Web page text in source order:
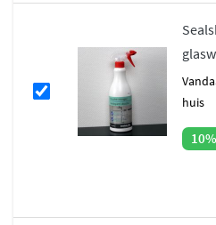
vandaag besteld, maandag in
huis